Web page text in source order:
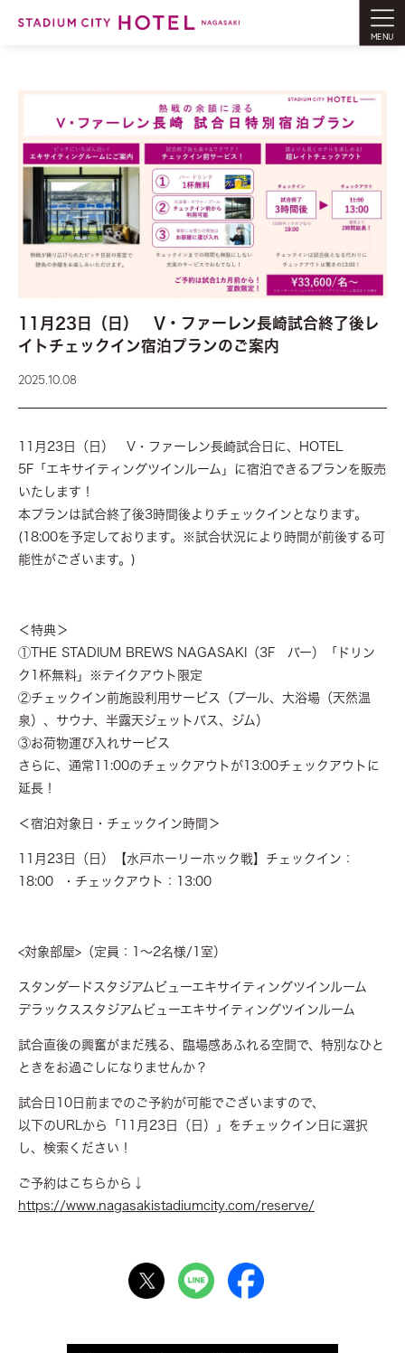
MENU
11月23日（日） V・ファーレン長崎試合終了後レ
イトチェックイン宿泊プランのご案内
2025.10.08
11月23日（日） V・ファーレン長崎試合日に、HOTEL
5F「エキサイティングツインルーム」に宿泊できるプランを販売
いたします！
本プランは試合終了後3時間後よりチェックインとなります。
(18:00を予定しております。※試合状況により時間が前後する可
能性がございます。)
＜特典＞
①THE STADIUM BREWS NAGASAKI（3F バー）「ドリン
ク1杯無料」※テイクアウト限定
②チェックイン前施設利用サービス（プール、大浴場（天然温
泉）、サウナ、半露天ジェットバス、ジム）
③お荷物運び入れサービス
さらに、通常11:00のチェックアウトが13:00チェックアウトに
延長！
＜宿泊対象日・チェックイン時間＞
11月23日（日）【水戸ホーリーホック戦】チェックイン：
18:00 ・チェックアウト：13:00
<対象部屋>（定員：1～2名様/1室）
スタンダードスタジアムビューエキサイティングツインルーム
デラックススタジアムビューエキサイティングツインルーム
試合直後の興奮がまだ残る、臨場感あふれる空間で、特別なひと
ときをお過ごしになりませんか？
試合日10日前までのご予約が可能でございますので、
以下のURLから「11月23日（日）」をチェックイン日に選択
し、検索ください！
ご予約はこちらから↓
https://www.nagasakistadiumcity.com/reserve/